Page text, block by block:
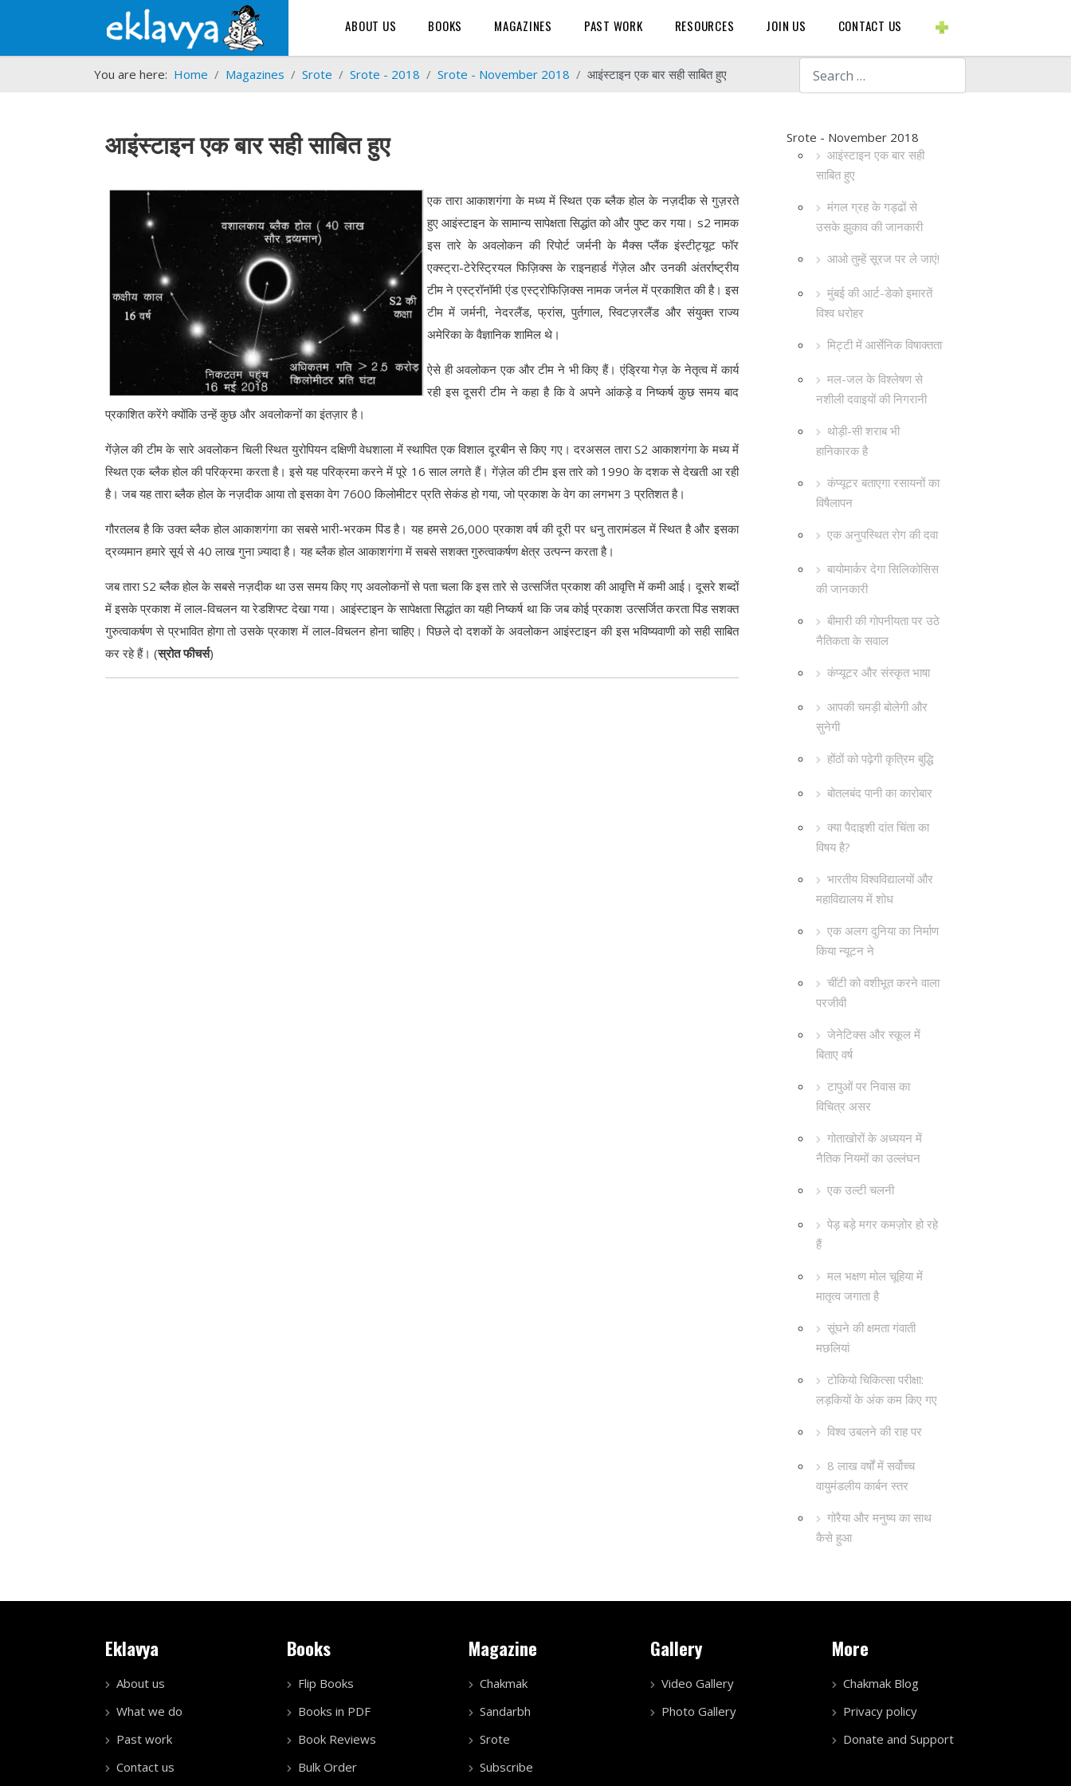
Search
ABOUT US BOOKS MAGAZINES PAST WORK RESOURCES JOIN US CONTACT US
You are here: Home Magazines Srote Srote - 2018 Srote - November 2018 आइंस्टाइन एक बार सही साबित हुए
Srote - November 2018
आइंस्टाइन एक बार सही
साबित हुए
मंगल ग्रह के गड्ढों से
उसके झुकाव की जानकारी
आओ तुम्हें सूरज पर ले जाएं!
मुंबई की आर्ट-डेको इमारतें
विश्व धरोहर
मिट्टी में आर्सेनिक विषाक्तता
मल-जल के विश्लेषण से
नशीली दवाइयों की निगरानी
थोड़ी-सी शराब भी
हानिकारक है
कंप्यूटर बताएगा रसायनों का
विषैलापन
एक अनुपस्थित रोग की दवा
बायोमार्कर देगा सिलिकोसिस
की जानकारी
बीमारी की गोपनीयता पर उठे
नैतिकता के सवाल
कंप्यूटर और संस्कृत भाषा
आपकी चमड़ी बोलेगी और
सुनेगी
होंठों को पढ़ेगी कृत्रिम बुद्धि
बोतलबंद पानी का कारोबार
क्या पैदाइशी दांत चिंता का
विषय है?
भारतीय विश्वविद्यालयों और
महाविद्यालय में शोध
एक अलग दुनिया का निर्माण
किया न्यूटन ने
चींटी को वशीभूत करने वाला
परजीवी
जेनेटिक्स और स्कूल में
बिताए वर्ष
टापुओं पर निवास का
विचित्र असर
गोताखोरों के अध्ययन में
नैतिक नियमों का उल्लंघन
एक उल्टी चलनी
पेड़ बड़े मगर कमज़ोर हो रहे
हैं
मल भक्षण मोल चूहिया में
मातृत्व जगाता है
सूंघने की क्षमता गंवाती
मछलियां
टोकियो चिकित्सा परीक्षा:
लड़कियों के अंक कम किए गए
विश्व उबलने की राह पर
8 लाख वर्षों में सर्वोच्च
वायुमंडलीय कार्बन स्तर
गोरैया और मनुष्य का साथ
कैसे हुआ
आइंस्टाइन एक बार सही साबित हुए
एक तारा आकाशगंगा के मध्य में स्थित एक ब्लैक होल के नज़दीक से गुज़रते
हुए आइंस्टाइन के सामान्य सापेक्षता सिद्धांत को और पुष्ट कर गया। s2 नामक
इस तारे के अवलोकन की रिपोर्ट जर्मनी के मैक्स प्लैंक इंस्टीट्यूट फॉर
एक्स्ट्रा-टेरेस्ट्रियल फिज़िक्स के राइनहार्ड गेंज़ेल और उनकी अंतर्राष्ट्रीय
टीम ने एस्ट्रॉनॉमी एंड एस्ट्रोफिज़िक्स नामक जर्नल में प्रकाशित की है। इस
टीम में जर्मनी, नेदरलैंड, फ्रांस, पुर्तगाल, स्विटज़रलैंड और संयुक्त राज्य
अमेरिका के वैज्ञानिक शामिल थे।
ऐसे ही अवलोकन एक और टीम ने भी किए हैं। एंड्रिया गेज़ के नेतृत्व में कार्य
रही इस दूसरी टीम ने कहा है कि वे अपने आंकड़े व निष्कर्ष कुछ समय बाद
प्रकाशित करेंगे क्योंकि उन्हें कुछ और अवलोकनों का इंतज़ार है।
गेंज़ेल की टीम के सारे अवलोकन चिली स्थित युरोपियन दक्षिणी वेधशाला में स्थापित एक विशाल दूरबीन से किए गए। दरअसल तारा S2 आकाशगंगा के मध्य में
स्थित एक ब्लैक होल की परिक्रमा करता है। इसे यह परिक्रमा करने में पूरे 16 साल लगते हैं। गेंज़ेल की टीम इस तारे को 1990 के दशक से देखती आ रही
है। जब यह तारा ब्लैक होल के नज़दीक आया तो इसका वेग 7600 किलोमीटर प्रति सेकंड हो गया, जो प्रकाश के वेग का लगभग 3 प्रतिशत है।
गौरतलब है कि उक्त ब्लैक होल आकाशगंगा का सबसे भारी-भरकम पिंड है। यह हमसे 26,000 प्रकाश वर्ष की दूरी पर धनु तारामंडल में स्थित है और इसका
द्रव्यमान हमारे सूर्य से 40 लाख गुना ज़्यादा है। यह ब्लैक होल आकाशगंगा में सबसे सशक्त गुरुत्वाकर्षण क्षेत्र उत्पन्न करता है।
जब तारा S2 ब्लैक होल के सबसे नज़दीक था उस समय किए गए अवलोकनों से पता चला कि इस तारे से उत्सर्जित प्रकाश की आवृत्ति में कमी आई। दूसरे शब्दों
में इसके प्रकाश में लाल-विचलन या रेडशिफ्ट देखा गया। आइंस्टाइन के सापेक्षता सिद्धांत का यही निष्कर्ष था कि जब कोई प्रकाश उत्सर्जित करता पिंड सशक्त
गुरुत्वाकर्षण से प्रभावित होगा तो उसके प्रकाश में लाल-विचलन होना चाहिए। पिछले दो दशकों के अवलोकन आइंस्टाइन की इस भविष्यवाणी को सही साबित
कर रहे हैं। (स्रोत फीचर्स)
Eklavya
About us
What we do
Past work
Contact us
Books
Flip Books
Books in PDF
Book Reviews
Bulk Order
Magazine
Chakmak
Sandarbh
Srote
Subscribe
Gallery
Video Gallery
Photo Gallery
More
Chakmak Blog
Privacy policy
Donate and Support